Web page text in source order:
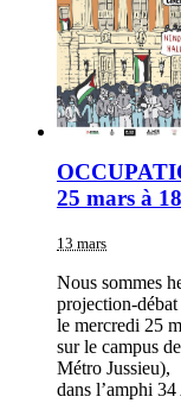
25 mars à
13 mars
Nous sommes
projection-
le mercredi 25
sur le campus
Métro Jussieu),
dans l’amphi 34